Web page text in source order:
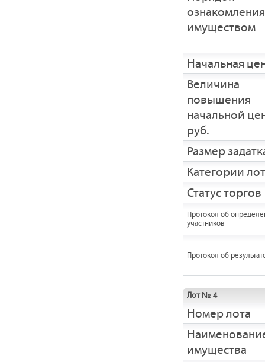
имуществом
Начальная
Величина
повышения
начальной
руб.
Размер
Категории
Статус торгов
Протокол об
участников
Протокол об
Лот № 4
Номер лота
имущества